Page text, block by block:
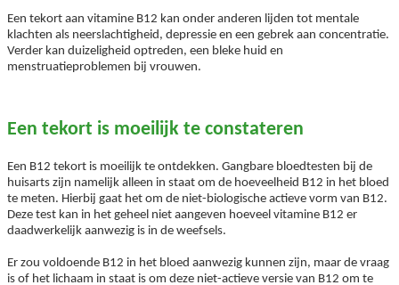
Een tekort aan vitamine B12 kan onder anderen lijden tot mentale
klachten als neerslachtigheid, depressie en een gebrek aan concentratie.
Verder kan duizeligheid optreden, een bleke huid en
menstruatieproblemen bij vrouwen.
Een tekort is moeilijk te constateren
Een B12 tekort is moeilijk te ontdekken. Gangbare bloedtesten bij de
huisarts zijn namelijk alleen in staat om de hoeveelheid B12 in het bloed
te meten. Hierbij gaat het om de niet-biologische actieve vorm van B12.
Deze test kan in het geheel niet aangeven hoeveel vitamine B12 er
daadwerkelijk aanwezig is in de weefsels.
Er zou voldoende B12 in het bloed aanwezig kunnen zijn, maar de vraag
is of het lichaam in staat is om deze niet-actieve versie van B12 om te